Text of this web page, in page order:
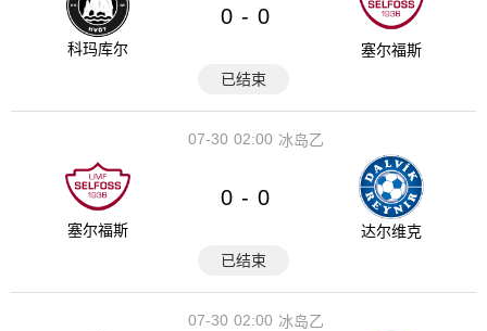
科玛库尔
0 - 0
塞尔福斯
已结束
02:00
07-30 冰岛乙
塞尔福斯
0 - 0
达尔维克
已结束
02:00
07-30 冰岛乙